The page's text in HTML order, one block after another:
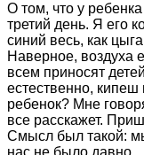
О том, что у
третий день. Я его
синий весь, как
Наверное, воздуха
всем приносят
естественно,
ребенок? Мне
все расскажет.
Смысл был такой: